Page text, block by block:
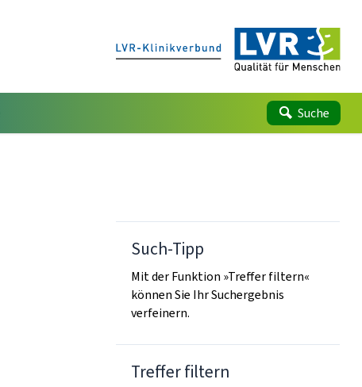
Suche
Such-Tipp
Mit der Funktion »Treffer filtern«
können Sie Ihr Suchergebnis
verfeinern.
Treffer filtern